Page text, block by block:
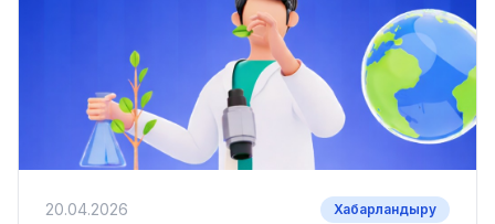
20.04.2026 Хабарландыру